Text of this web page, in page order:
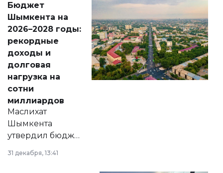
народу
Венесуэлы.
Бюджет
Шымкента на
2026–2028 годы:
рекордные
доходы и
долговая
нагрузка на
сотни
миллиардов
Маслихат
Шымкента
утвердил бюджет
города на 2026–
2028 годы.
31 декабря, 13:41